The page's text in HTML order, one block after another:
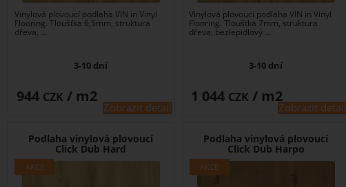
Vinylová plovoucí podlaha VIN in Vinyl
Flooring. Tloušťka 6,5mm, struktura
dřeva, ...
3-10 dní
Zobrazit detail
944 CZK / m2
Vinylová plovoucí podlaha VIN in Vinyl
Flooring. Tloušťka 7mm, struktura
dřeva, bezlepidlový ...
3-10 dní
Zobrazit detail
1 044 CZK / m2
Podlaha vinylová plovoucí
Click Dub Hard
Podlaha vinylová plovoucí
Click Dub Harpo